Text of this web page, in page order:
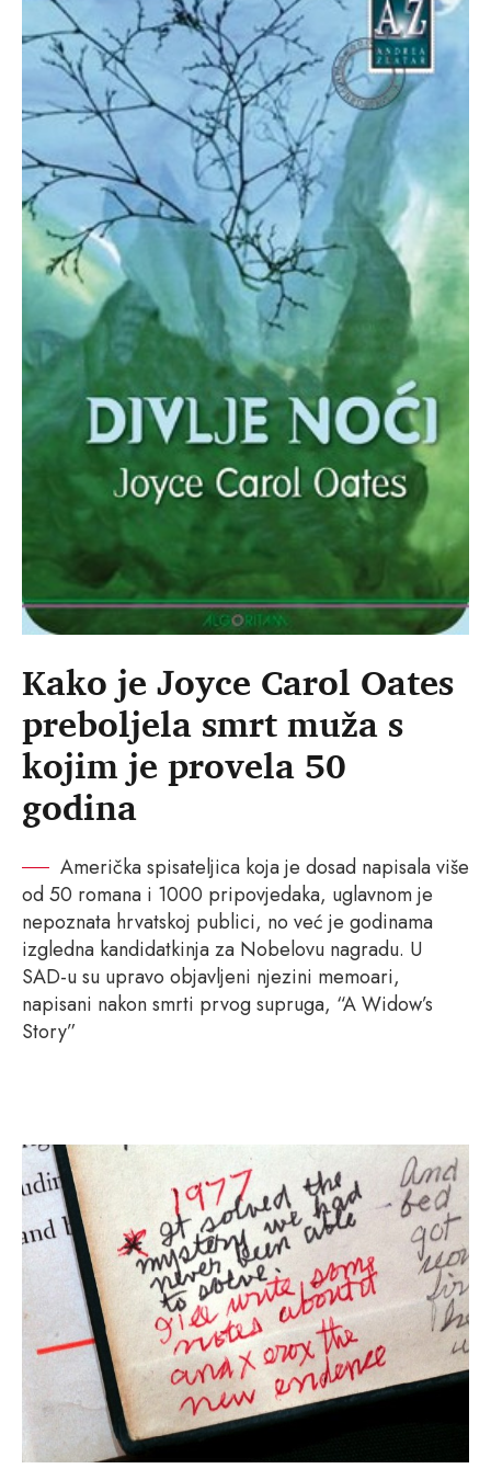
Kako je Joyce Carol Oates
preboljela smrt muža s
kojim je provela 50
godina
Američka spisateljica koja je dosad napisala više
od 50 romana i 1000 pripovjedaka, uglavnom je
nepoznata hrvatskoj publici, no već je godinama
izgledna kandidatkinja za Nobelovu nagradu. U
SAD-u su upravo objavljeni njezini memoari,
napisani nakon smrti prvog supruga, “A Widow’s
Story”